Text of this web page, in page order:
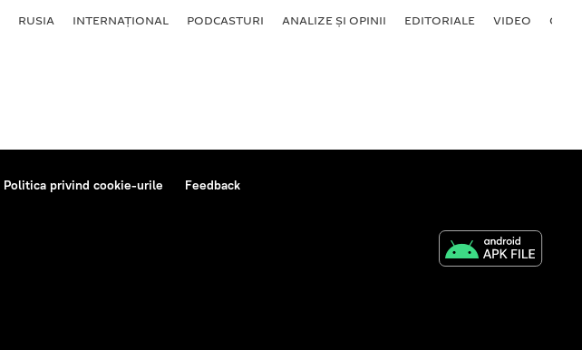
RUSIA INTERNAȚIONAL PODCASTURI ANALIZE ȘI OPINII EDITORIALE VIDEO
Politica privind cookie-urile Feedback